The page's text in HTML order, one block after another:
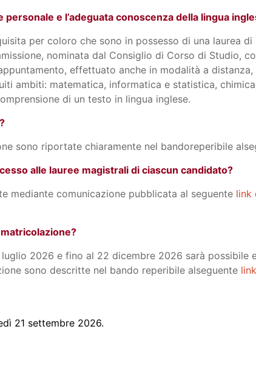
e l’adeguata conoscenza della lingua
per coloro che sono in possesso di una laurea
nominata dal Consiglio di Corso di Studio,
effettuato anche in modalità a
ambiti: matematica, informatica e statistica,
di un testo in lingua inglese.
sono riportate chiaramente nel bandoreperibile
alle lauree magistrali di ciascun candidato?
mediante comunicazione pubblicata al seguente link
2026 e fino al 22 dicembre 2026 sarà possibile
sono descritte nel bando reperibile alseguente link
21 settembre 2026.